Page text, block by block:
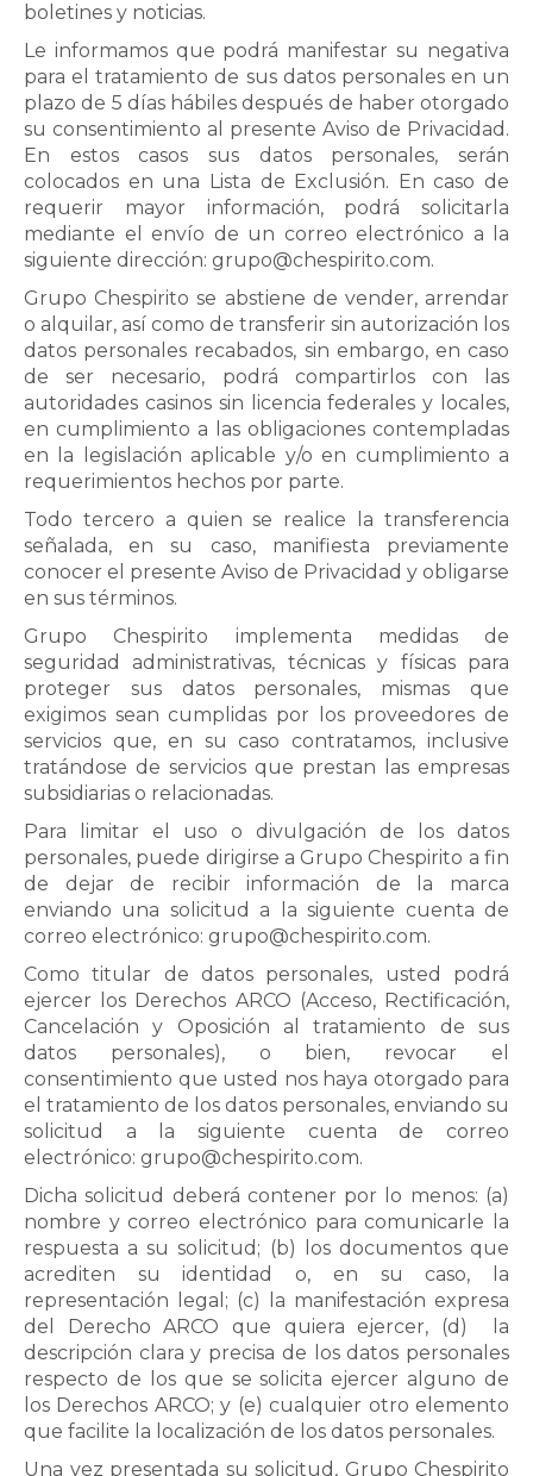
boletines y noticias.
Le informamos que podrá manifestar su negativa
para el tratamiento de sus datos personales en un
plazo de 5 días hábiles después de haber otorgado
su consentimiento al presente Aviso de Privacidad.
En estos casos sus datos personales, serán
colocados en una Lista de Exclusión. En caso de
requerir mayor información, podrá solicitarla
mediante el envío de un correo electrónico a la
siguiente dirección: grupo@chespirito.com.
Grupo Chespirito se abstiene de vender, arrendar
o alquilar, así como de transferir sin autorización los
datos personales recabados, sin embargo, en caso
de ser necesario, podrá compartirlos con las
autoridades casinos sin licenciafederales y locales,
en cumplimiento a las obligaciones contempladas
en la legislación aplicable y/o en cumplimiento a
requerimientos hechos por parte.
Todo tercero a quien se realice la transferencia
señalada, en su caso, manifiesta previamente
conocer el presente Aviso de Privacidad y obligarse
en sus términos.
Grupo Chespirito implementa medidas de
seguridad administrativas, técnicas y físicas para
proteger sus datos personales, mismas que
exigimos sean cumplidas por los proveedores de
servicios que, en su caso contratamos, inclusive
tratándose de servicios que prestan las empresas
subsidiarias o relacionadas.
Para limitar el uso o divulgación de los datos
personales, puede dirigirse a Grupo Chespirito a fin
de dejar de recibir información de la marca
enviando una solicitud a la siguiente cuenta de
correo electrónico: grupo@chespirito.com.
Como titular de datos personales, usted podrá
ejercer los Derechos ARCO (Acceso, Rectificación,
Cancelación y Oposición al tratamiento de sus
datos personales), o bien, revocar el
consentimiento que usted nos haya otorgado para
el tratamiento de los datos personales, enviando su
solicitud a la siguiente cuenta de correo
electrónico: grupo@chespirito.com.
Dicha solicitud deberá contener por lo menos: (a)
nombre y correo electrónico para comunicarle la
respuesta a su solicitud; (b) los documentos que
acrediten su identidad o, en su caso, la
representación legal; (c) la manifestación expresa
del Derecho ARCO que quiera ejercer, (d)
la
descripción clara y precisa de los datos personales
respecto de los que se solicita ejercer alguno de
los Derechos ARCO; y (e) cualquier otro elemento
que facilite la localización de los datos personales.
Una vez presentada su solicitud, Grupo Chespirito